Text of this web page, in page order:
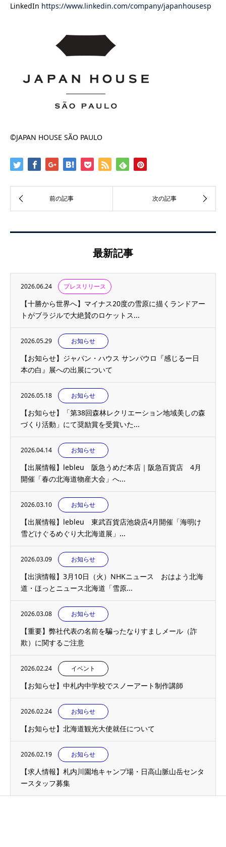
LinkedIn https://www.linkedin.com/company/japanhousesp
©JAPAN HOUSE SÃO PAULO
最新記事
2026.06.24 プレスリリース
【十勝から世界へ】マイナス20度の雪原に描くランドアー
トがブラジルで大絶賛のロケットス...
2026.05.29 お知らせ
【お知らせ】ジャパン・ハウス サンパウロ『感じるー日
本の白』展への出展について
2026.05.18 お知らせ
【お知らせ】「第38回森林レクリエーション地域美しの森
づくり活動」にて奨励賞を受賞いた...
2026.04.14 お知らせ
【出展情報】lebleu 阪急うめだ本店｜阪急百貨店 4月
開催「春の北海道物産大会」へ...
2026.03.10 お知らせ
【出展情報】lebleu 東武百貨店池袋店4月開催「海明け
雪どけぐるめぐり大北海道展」...
2026.03.09 お知らせ
【出演情報】3月10日（火）NHKニュース おはよう北海
道・ほっとニュース北海道「雪原...
2026.03.08 お知らせ
【重要】弊社代表の名前を騙ったなりすましメール（詐
欺）に関するご注意
2026.02.24 イベント
【お知らせ】中札内中学校でスノーアート制作講師
2026.02.24 お知らせ
【お知らせ】北海道観光大使就任について
2026.02.19 お知らせ
【求人情報】札内川園地キャンプ場・日高山脈山岳センタ
ースタッフ募集